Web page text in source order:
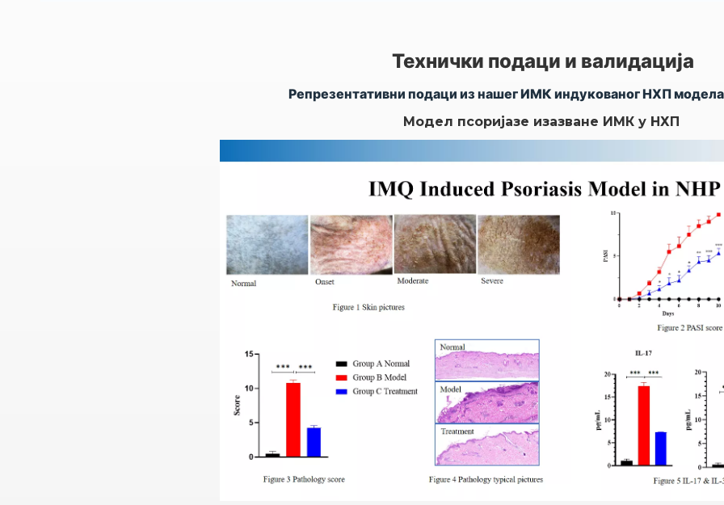
Технички подаци и валидација
Репрезентативни подаци из нашег ИМК индукованог НХП модела
Модел псоријазе изазване ИМК у НХП